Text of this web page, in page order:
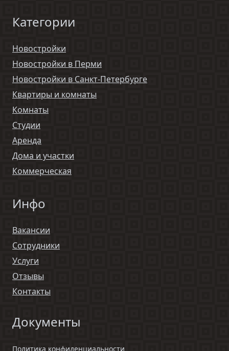
Категории
Новостройки
Новостройки в Перми
Новостройки в Санкт-Петербурге
Квартиры и комнаты
Комнаты
Студии
Аренда
Дома и участки
Коммерческая
Инфо
Вакансии
Сотрудники
Услуги
Отзывы
Контакты
Документы
Политика конфиденциальности